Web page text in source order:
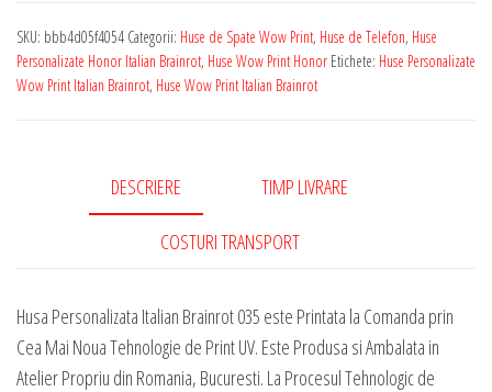
Personalizata
pentru
Brainrot
035
SKU: bbb4d05f4054 Categorii: Huse de Spate Wow Print, Huse de Telefon, Huse
Personalizate Honor Italian Brainrot, Huse Wow Print Honor Etichete: Huse Personalizate
Wow Print Italian Brainrot, Huse Wow Print Italian Brainrot
DESCRIERE TIMP LIVRARE
COSTURI TRANSPORT
Husa Personalizata Italian Brainrot 035 este Printata la Comanda prin
Cea Mai Noua Tehnologie de Print UV. Este Produsa si Ambalata in
Atelier Propriu din Romania, Bucuresti. La Procesul Tehnologic de